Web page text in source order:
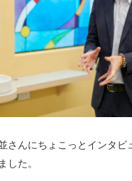
さんにちょこっとインタビ
した。